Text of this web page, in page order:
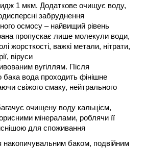
1 мкм. Додаткове очищує воду,
забруднення
осмосу – найвищий рівень
пропускає лише молекули води,
жорсткості, важкі метали, нітрати,
віруси
вугіллям. Після
бака вода проходить фінішне
свіжого смаку, нейтрального
очищену воду кальцієм,
мінералами, роблячи її
для споживання
баком, подвійним